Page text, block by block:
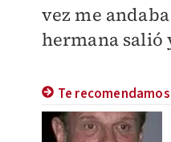
vez me
hermana salió
Te